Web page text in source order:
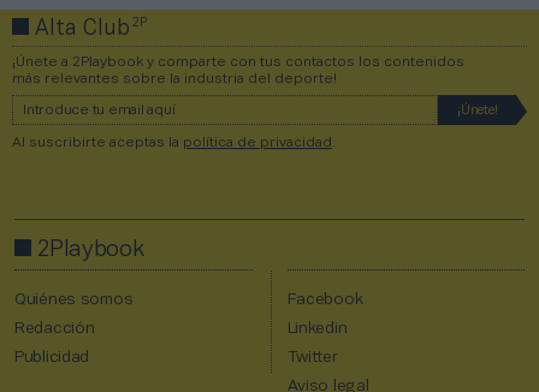
Alta Club2P
¡Únete a 2Playbook y comparte con tus contactos los contenidos
más relevantes sobre la industria del deporte!
Al suscribirte aceptas la política de privacidad
2Playbook
Quiénes somos
Redacción
Publicidad
Facebook
Linkedin
Twitter
Aviso legal